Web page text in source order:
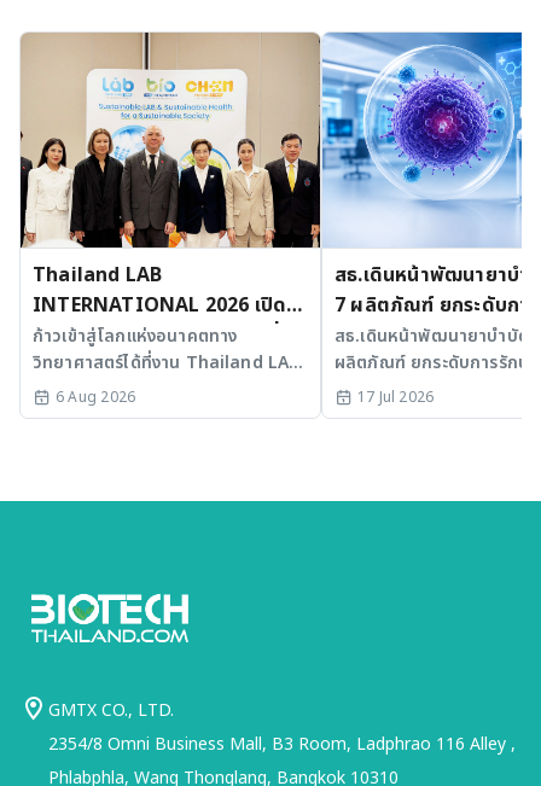
Thailand LAB
INTERNATIONAL 2026 เปิด
เวที AI รวม 3 งานใหญ่ ขับเคลื่อน
ไทยสู่ศูนย์กลางนวัตกรรมอาเซียน
ก้าวเข้าสู่โลกแห่งอนาคตทาง
วิทยาศาสตร์ได้ที่งาน Thailand LAB
INTERNATIONAL 2026
6 Aug 2026
สธ.เดินหน้าพัฒนายาบำ
7 ผลิตภัณฑ์ ยกระดับกา
มะเร็งและ SLE
สธ.เดินหน้าพัฒนายาบำบัด
ผลิตภัณฑ์ ยกระดับการรักษา
SLE พร้อมเร่ง Medical AI
ประเทศไทย
17 Jul 2026
GMTX CO., LTD.
2354/8 Omni Business Mall, B3 Room, Ladphrao 116 Alley ,
Phlabphla, Wang Thonglang, Bangkok 10310